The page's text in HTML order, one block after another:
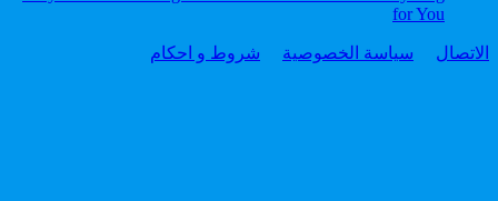
for You
الاتصال سياسة الخصوصية شروط و احكام